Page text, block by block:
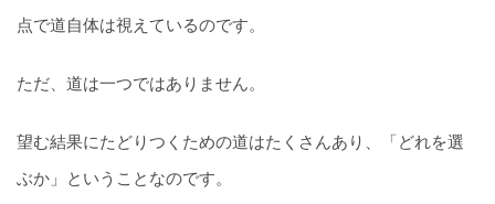
点で道自体は視えているのです。
ただ、道は一つではありません。
望む結果にたどりつくための道はたくさんあり、「どれを選
ぶか」ということなのです。